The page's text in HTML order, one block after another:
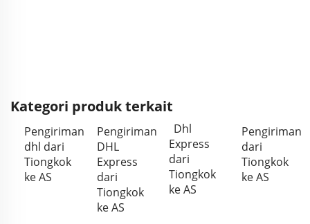
Kategori produk terkait
Pengiriman
dhl dari
Tiongkok
ke AS
Pengiriman
DHL
Express
dari
Tiongkok
ke AS
Dhl
Express
dari
Tiongkok
ke AS
Pengiriman
dari
Tiongkok
ke AS